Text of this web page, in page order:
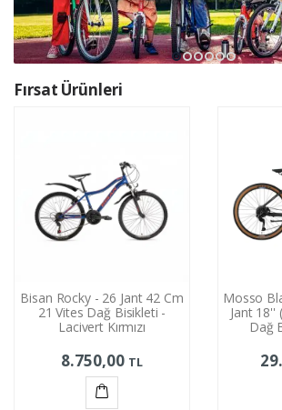
Fırsat Ürünleri
Bisan Rocky - 26 Jant 42 Cm
21 Vites Dağ Bisikleti -
Lacivert Kırmızı
8.750,00 TL
Mosso
Jant 18''
Dağ